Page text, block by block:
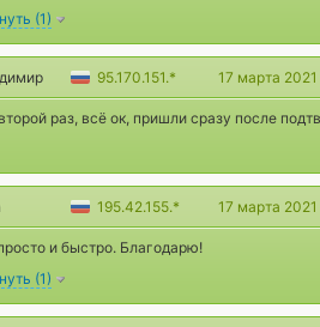
(1)
95.170.151.* 17 марта 2021
раз, всё ок, пришли сразу после
195.42.155.* 17 марта 2021
и быстро. Благодарю!
(1)